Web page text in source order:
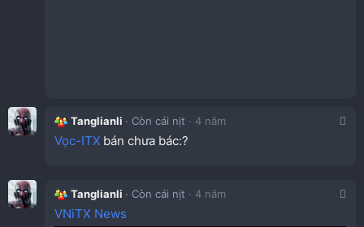
Tanglianli Còn cái nịt 4 năm
Vọc-ITX bán chưa bác:?
Tanglianli Còn cái nịt 4 năm
VNiTX News